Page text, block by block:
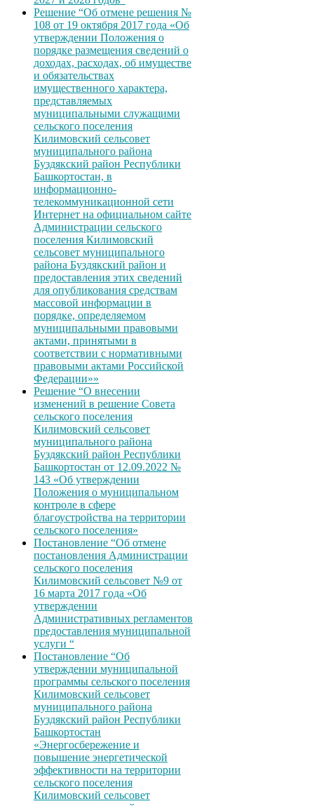
Решение “Об отмене решения №
108 от 19 октября 2017 года «Об
утверждении Положения о
порядке размещения сведений о
доходах, расходах, об имуществе
и обязательствах
имущественного характера,
представляемых
муниципальными служащими
сельского поселения
Килимовский сельсовет
муниципального района
Буздякский район Республики
Башкортостан, в
информационно-
телекоммуникационной сети
Интернет на официальном сайте
Администрации сельского
поселения Килимовский
сельсовет муниципального
района Буздякский район и
предоставления этих сведений
для опубликования средствам
массовой информации в
порядке, определяемом
муниципальными правовыми
актами, принятыми в
соответствии с нормативными
правовыми актами Российской
Федерации»»
Решение “О внесении
изменений в решение Совета
сельского поселения
Килимовский сельсовет
муниципального района
Буздякский район Республики
Башкортостан от 12.09.2022 №
143 «Об утверждении
Положения о муниципальном
контроле в сфере
благоустройства на территории
сельского поселения»
Постановление “Об отмене
постановления Администрации
сельского поселения
Килимовский сельсовет №9 от
16 марта 2017 года «Об
утверждении
Административных регламентов
предоставления муниципальной
услуги “
Постановление “Об
утверждении муниципальной
программы сельского поселения
Килимовский сельсовет
муниципального района
Буздякский район Республики
Башкортостан
«Энергосбережение и
повышение энергетической
эффективности на территории
сельского поселения
Килимовский сельсовет